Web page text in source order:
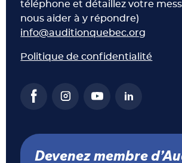
téléphone et détaillez votre
nous aider à y répondre)
info@auditionquebec.org
Politique de confidentialité
Devenez membre